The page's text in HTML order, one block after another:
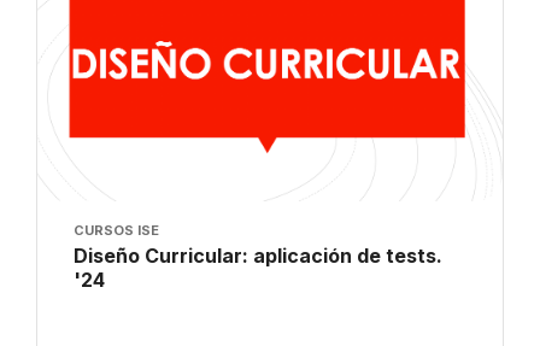
Imagen del curso
CURSOS ISE
Nombre del curso
Diseño Curricular: aplicación de tests.
'24